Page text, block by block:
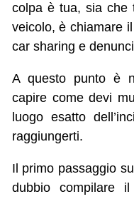
colpa è tua, sia che
veicolo, è chiamare
car sharing e
A questo punto è
capire come devi
luogo esatto
raggiungerti.
Il primo passaggio
dubbio compilare